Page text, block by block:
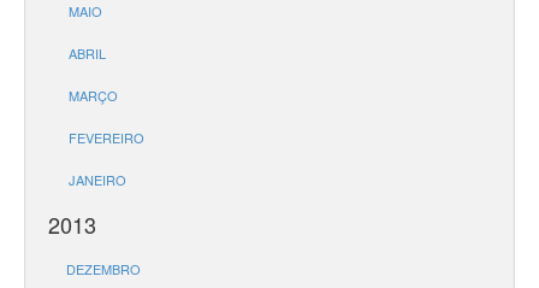
MAIO
ABRIL
MARÇO
FEVEREIRO
JANEIRO
2013
DEZEMBRO